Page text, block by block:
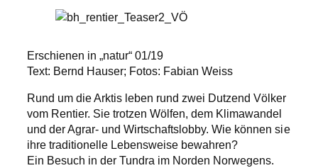
Erschienen in „natur“ 01/19
Text: Bernd Hauser; Fotos: Fabian Weiss
Rund um die Arktis leben rund zwei Dutzend Völker
vom Rentier. Sie trotzen Wölfen, dem Klimawandel
und der Agrar- und Wirtschaftslobby. Wie können sie
ihre traditionelle Lebensweise bewahren?
Ein Besuch in der Tundra im Norden Norwegens.